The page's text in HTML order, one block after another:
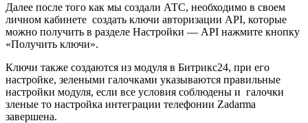
Далее после того как мы создали АТС, необходимо в своем
личном кабинете создать ключи авторизации API, которые
можно получить в разделе Настройки — API нажмите кнопку
«Получить ключи».
Ключи также создаются из модуля в Битрикс24, при его
настройке, зелеными галочками указываются правильные
настройки модуля, если все условия соблюдены и галочки
зленые то настройка интеграции телефонии Zadarma
завершена.